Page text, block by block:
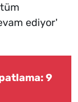
ediyor'
9